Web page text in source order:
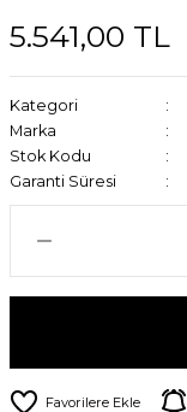
5.541,00 TL
Kategori
Marka
Stok Kodu
Garanti Süresi